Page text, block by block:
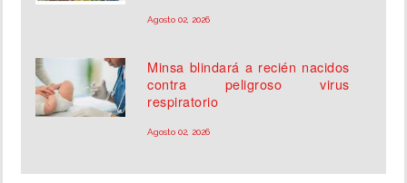
Agosto 02, 2026
Minsa blindará a recién nacidos
contra peligroso virus
respiratorio
Agosto 02, 2026